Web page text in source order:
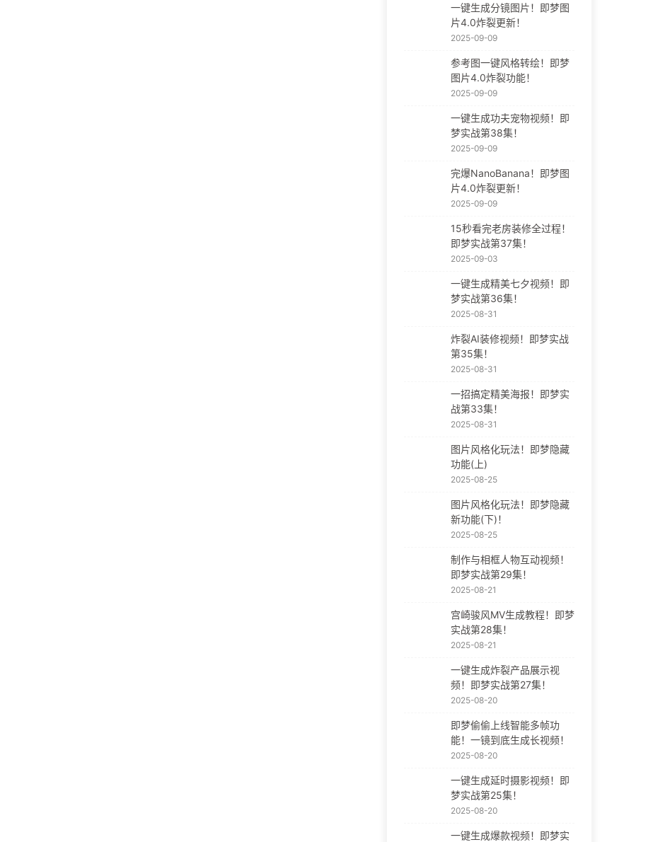
一键生成分镜图片！即梦图
片4.0炸裂更新！
2025-09-09
参考图一键风格转绘！即梦
图片4.0炸裂功能！
2025-09-09
一键生成功夫宠物视频！即
梦实战第38集！
2025-09-09
完爆NanoBanana！即梦图
片4.0炸裂更新！
2025-09-09
15秒看完老房装修全过程！
即梦实战第37集！
2025-09-03
一键生成精美七夕视频！即
梦实战第36集！
2025-08-31
炸裂AI装修视频！即梦实战
第35集！
2025-08-31
一招搞定精美海报！即梦实
战第33集！
2025-08-31
图片风格化玩法！即梦隐藏
功能(上)
2025-08-25
图片风格化玩法！即梦隐藏
新功能(下)！
2025-08-25
制作与相框人物互动视频！
即梦实战第29集！
2025-08-21
宫崎骏风MV生成教程！即梦
实战第28集！
2025-08-21
一键生成炸裂产品展示视
频！即梦实战第27集！
2025-08-20
即梦偷偷上线智能多帧功
能！一镜到底生成长视频！
2025-08-20
一键生成延时摄影视频！即
梦实战第25集！
2025-08-20
一键生成爆款视频！即梦实